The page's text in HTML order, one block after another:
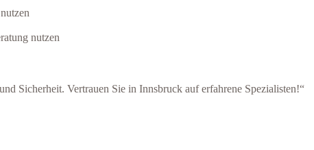
nutzen
Sicherheit. Vertrauen Sie in Innsbruck auf erfahrene Spezialisten!“